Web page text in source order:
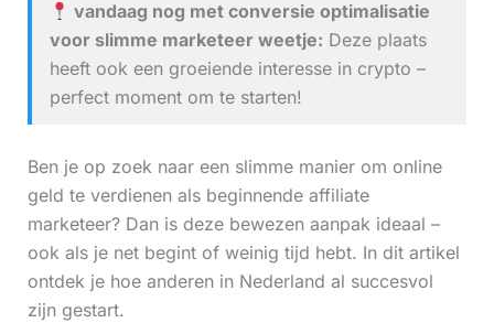
vandaag nog met conversie optimalisatie
voor slimme marketeer weetje: Deze plaats
heeft ook een groeiende interesse in crypto –
perfect moment om te starten!
Ben je op zoek naar een slimme manier om online
geld te verdienen als beginnende affiliate
marketeer? Dan is deze bewezen aanpak ideaal –
ook als je net begint of weinig tijd hebt. In dit artikel
ontdek je hoe anderen in Nederland al succesvol
zijn gestart.